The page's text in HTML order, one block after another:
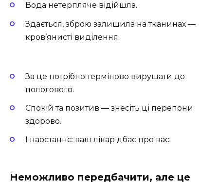
Вода нетерпляче відійшла.
Здається, зброю залишила на тканинах —
кров’янисті виділення.
За це потрібно терміново вирушати до
пологового.
Спокій та позитив — знесіть ці перепони
здорово.
І наостаннє: ваш лікар дбає про вас.
Неможливо передбачити, але це